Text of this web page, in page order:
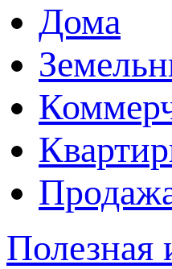
Дома
Полезная